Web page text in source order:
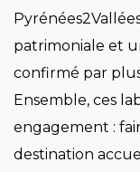
patrimoniale et
confirmé par
Ensemble, ces
engagement :
destination